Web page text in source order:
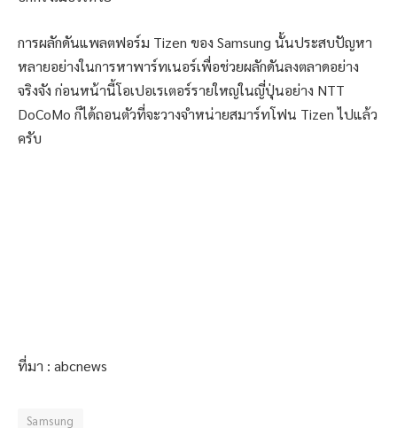
การผลักดันแพลตฟอร์ม Tizen ของ Samsung นั้นประสบปัญหา
หลายอย่างในการหาพาร์ทเนอร์เพื่อช่วยผลักดันลงตลาดอย่าง
จริงจัง ก่อนหน้านี้โอเปอเรเตอร์รายใหญ่ในญี่ปุ่นอย่าง NTT
DoCoMo ก็ได้ถอนตัวที่จะวางจำหน่ายสมาร์ทโฟน Tizen ไปแล้ว
ครับ
ที่มา : abcnews
Samsung